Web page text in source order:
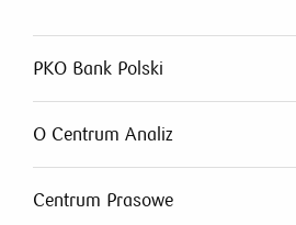
PKO Bank Polski
O Centrum Analiz
Centrum Prasowe